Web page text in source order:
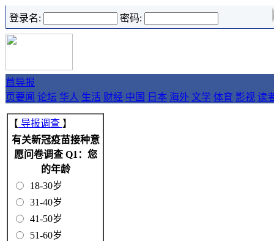
登录名: 密码:
首
页
导报
要闻 论坛 华人 生活 财经 中国 日本 海外 文学 体育 影视 读
【 导报调查 】
有关新冠疫苗接种意
愿问卷调查 Q1：您
的年龄
18-30岁
31-40岁
41-50岁
51-60岁